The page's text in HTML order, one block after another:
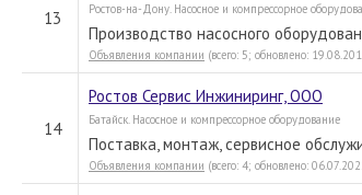
13 Ростов-на-Дону. Насосное и компрессорное
Производство насосного
Объявления компании (всего: 5; обновлено:
14
Ростов Сервис Инжиниринг, ООО
Батайск. Насосное и компрессорное оборудование
Поставка, монтаж, сервисное
Объявления компании (всего: 4; обновлено: